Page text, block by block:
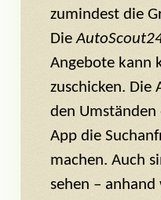
zumindest die
Die
Angebote kann
zuschicken. Die
den
App die
machen. Auch
sehen –